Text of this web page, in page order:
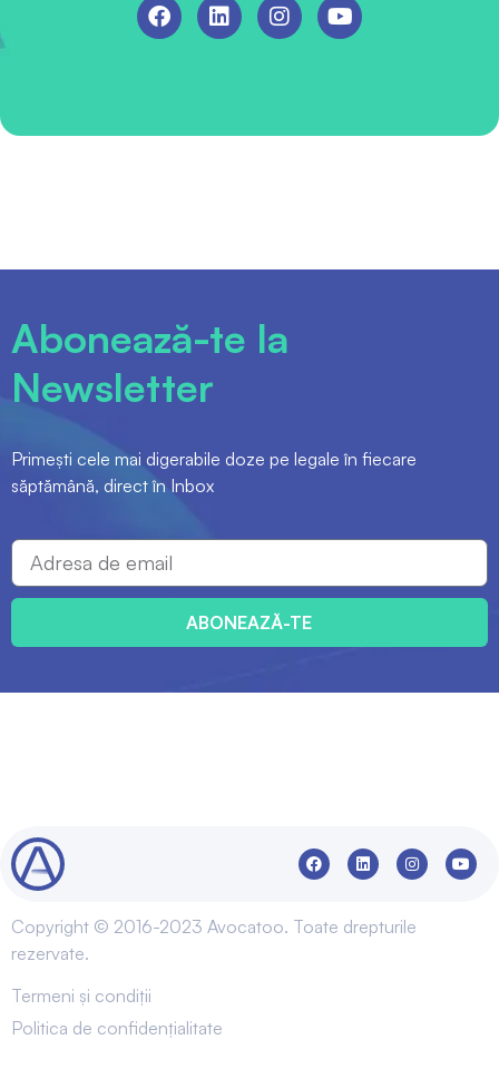
Abonează-te la
Newsletter
Primești cele mai digerabile doze pe legale în fiecare
săptămână, direct în Inbox
ABONEAZĂ-TE
Copyright © 2016-2023 Avocatoo. Toate drepturile
rezervate.
Termeni și condiții
Politica de confidențialitate